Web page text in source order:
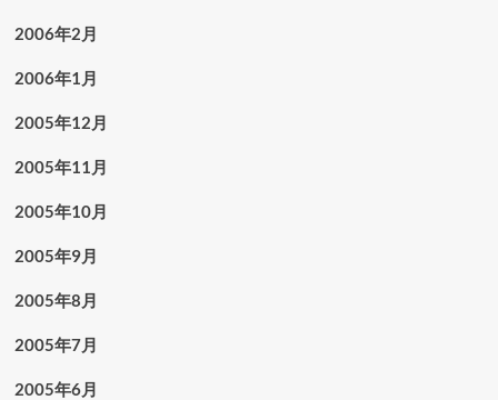
2006年2月
2006年1月
2005年12月
2005年11月
2005年10月
2005年9月
2005年8月
2005年7月
2005年6月